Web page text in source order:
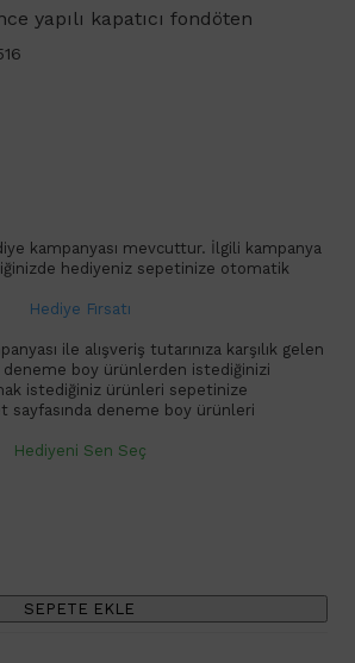
yapılı kapatıcı fondöten
kampanyası mevcuttur. İlgili kampanya
hediyeniz sepetinize otomatik
Hediye Fırsatı
ile alışveriş tutarınıza karşılık gelen
boy ürünlerden istediğinizi
istediğiniz ürünleri sepetinize
sayfasında deneme boy ürünleri
Hediyeni Sen Seç
SEPETE EKLE